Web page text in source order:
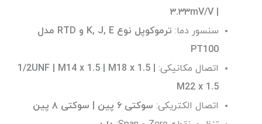
سنسور دما:
ترموکوپل نوع K, J, E و RTD مدل
PT100
اتصال مکانیکی:‌
1/2UNF | M14 x 1.5 | M18 x 1.5 |
M22 x 1.5
اتصال الکتریکی: سوکتی ۶ پین | سوکتی ۸ پین